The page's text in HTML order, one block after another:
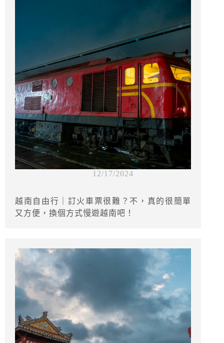
12/17/2024
越南自由行｜訂火車票很難？不，真的很簡單
又方便，換個方式慢遊越南吧！